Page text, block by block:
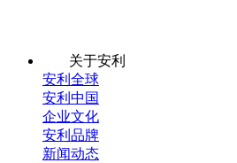
关于安利
安利全球
安利中国
企业文化
安利品牌
新闻动态